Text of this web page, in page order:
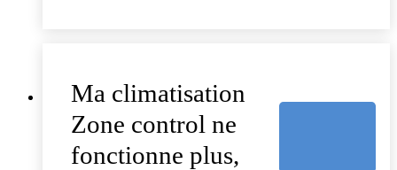
Ma climatisation
Zone control ne
fonctionne plus,